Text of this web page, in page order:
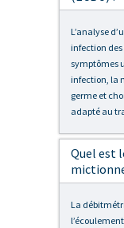
L’analyse
infection
symptômes
infection, la
germe et
adapté au
Quel est
La